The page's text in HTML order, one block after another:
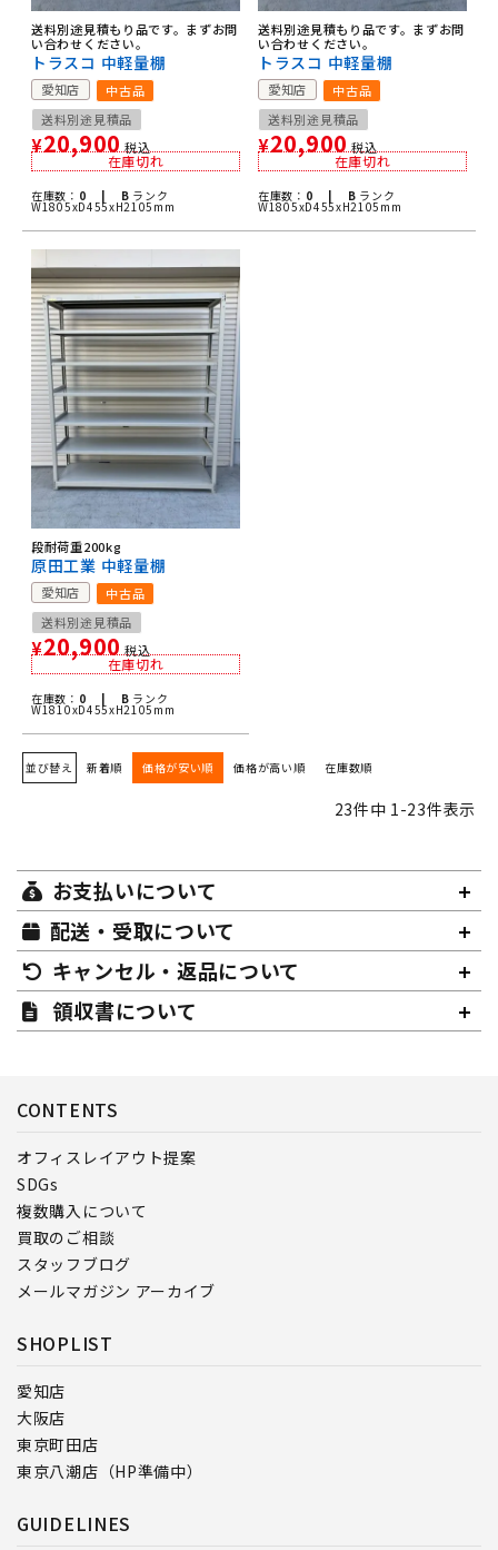
送料別途見積もり品です。まずお問
い合わせください。
トラスコ 中軽量棚
愛知店
中古品
送料別途見積品
¥20,900 税込
在庫切れ
在庫数： 0 | B ランク
W1805xD455xH2105mm
送料別途見積もり品です。まずお問
い合わせください。
トラスコ 中軽量棚
愛知店
中古品
送料別途見積品
¥20,900 税込
在庫切れ
在庫数： 0 | B ランク
W1805xD455xH2105mm
段耐荷重200kg
原田工業 中軽量棚
愛知店
中古品
送料別途見積品
¥20,900 税込
在庫切れ
在庫数： 0 | B ランク
W1810xD455xH2105mm
並び替え 新着順 価格が安い順 価格が高い順 在庫数順
23件中 1 -23件表示
お支払いについて
配送・受取について
キャンセル・返品について
領収書について
CONTENTS
オフィスレイアウト提案
SDGs
複数購入について
買取のご相談
スタッフブログ
メールマガジン アーカイブ
SHOPLIST
愛知店
大阪店
東京町田店
東京八潮店（HP準備中）
GUIDELINES